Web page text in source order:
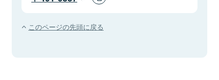
このページの先頭に戻る